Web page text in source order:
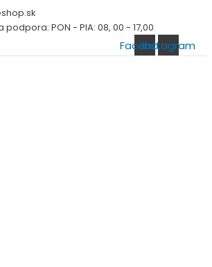
podpora: PON - PIA: 08, 00 - 17,00
Facebook
Instagram